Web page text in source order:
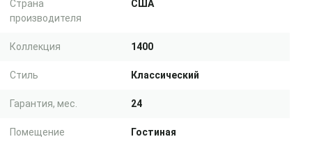
Страна
производителя
США
Коллекция 1400
Стиль Классический
Гарантия, мес. 24
Помещение Гостиная